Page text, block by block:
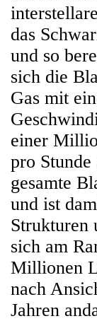
das
und so
sich die
Gas mit
einer
pro Stunde
gesamte
und ist
Strukturen
sich am
Millionen
nach
Jahren